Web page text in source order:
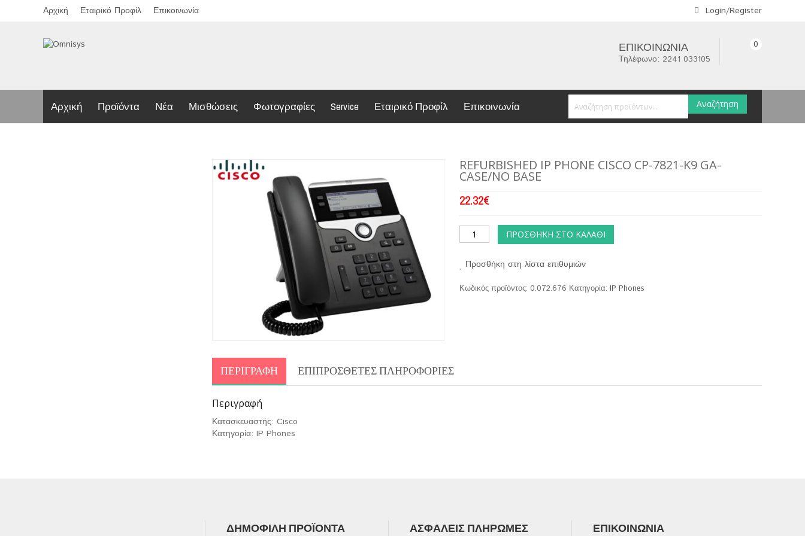
Αρχική Εταιρικό Προφίλ Επικοινωνία Login/Register
ΕΠΙΚΟΙΝΩΝΊΑ
Τηλέφωνο: 2241 033105
0
Αρχική Προϊόντα Νέα Μισθώσεις Φωτογραφίες Service Εταιρικό Προφίλ Επικοινωνία Αναζήτηση
REFURBISHED IP PHONE CISCO CP-7821-K9 GA-
CASE/NO BASE
22.32€
ΠΡΟΣΘΉΚΗ ΣΤΟ ΚΑΛΆΘΙ
Προσθήκη στη λίστα επιθυμιών
Κωδικός προϊόντος:0.072.676 Κατηγορία:IP Phones
ΠΕΡΙΓΡΑΦΉ ΕΠΙΠΡΌΣΘΕΤΕΣ ΠΛΗΡΟΦΟΡΊΕΣ
Περιγραφή
Κατασκευαστής: Cisco
Κατηγορία: IP Phones
ΔΗΜΟΦΙΛΉ ΠΡΟΪΌΝΤΑ ΑΣΦΑΛΕΊΣ ΠΛΗΡΩΜΈΣ ΕΠΙΚΟΙΝΩΝΊΑ